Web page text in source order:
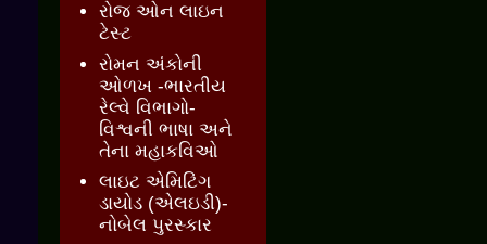
રોજ ઓન લાઇન
ટેસ્ટ
રોમન અંકોની
ઓળખ -ભારતીય
રેલ્વે વિભાગો-
વિશ્વની ભાષા અને
તેના મહાકવિઓ
લાઇટ એમિટિંગ
ડાયોડ (એલઇડી)-
નોબેલ પુરસ્કાર